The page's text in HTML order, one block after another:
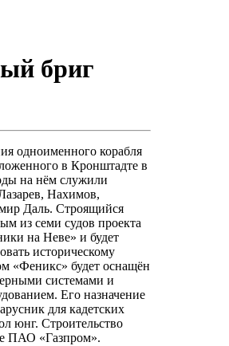
бриг
одноименного корабля
в Кронштадте в
на нём служили
Нахимов,
Даль. Строящийся
из семи судов проекта
на Неве» и будет
историческому
«Феникс» будет оснащён
системами и
Его назначение
для кадетских
юнг. Строительство
ПАО «Газпром».